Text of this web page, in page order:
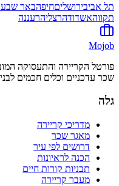
תל אביבירושליםחיפהבאר שבע
תקווהאשדודהרצליהרעננה
Mojob
פורטל הקריירה והתעסוקה
שכר עדכניים וכלים חכמים
גלה
מדריכי קריירה
מאגר שכר
דרושים לפי עיר
הכנה לראיונות
תבניות קורות חיים
מעבר קריירה